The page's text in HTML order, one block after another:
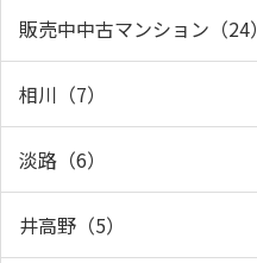
販売中中古マンション（24）
相川（7）
淡路（6）
井高野（5）